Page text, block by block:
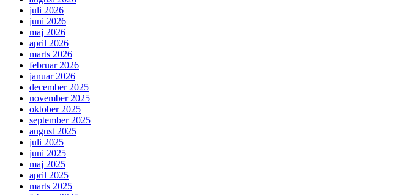
juli 2026
juni 2026
maj 2026
april 2026
marts 2026
februar 2026
januar 2026
december 2025
november 2025
oktober 2025
september 2025
august 2025
juli 2025
juni 2025
maj 2025
april 2025
marts 2025